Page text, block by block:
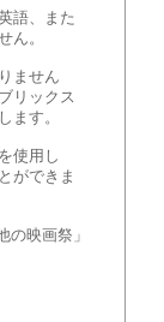
語、また
ん。
ません
リックス
ます。
使用し
ができま
映画祭」